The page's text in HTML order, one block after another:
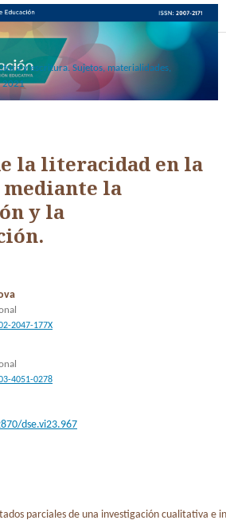
y escritura. Sujetos, materialidades,
2021
la literacidad en la
la
y la
2047-177X
4051-0278
dse.vi23.967
parciales de una investigación cualitativa e